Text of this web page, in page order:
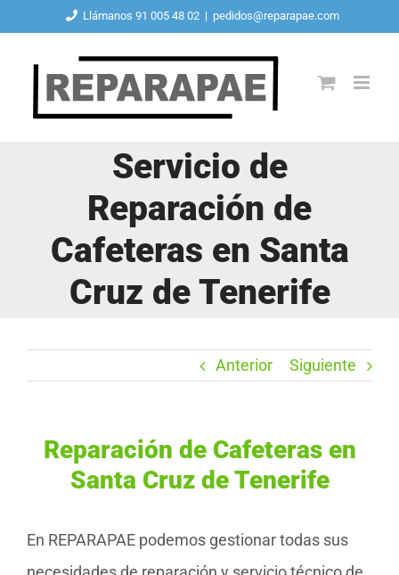
contenido
Llámanos 91 005 48 02 | pedidos@reparapae.com
Servicio de
Reparación de
Cafeteras en Santa
Cruz de Tenerife
Anterior Siguiente
Reparación de Cafeteras en
Santa Cruz de Tenerife
En REPARAPAE podemos gestionar todas sus